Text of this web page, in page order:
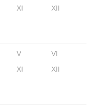
XI XII
V
VI
XI XII